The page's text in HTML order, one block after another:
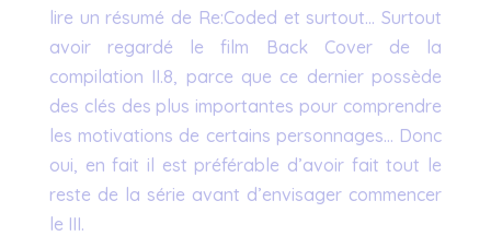
lire un résumé de Re:Coded et surtout… Surtout
avoir regardé le film Back Cover de la
compilation II.8, parce que ce dernier possède
des clés des plus importantes pour comprendre
les motivations de certains personnages… Donc
oui, en fait il est préférable d’avoir fait tout le
reste de la série avant d’envisager commencer
le III.